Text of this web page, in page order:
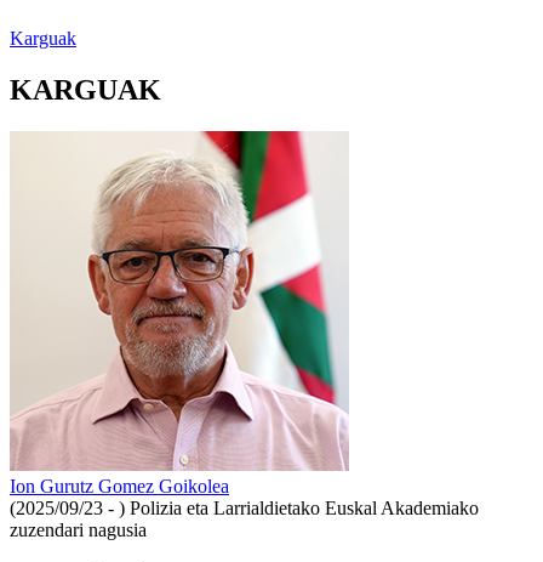
Karguak
KARGUAK
Ion Gurutz Gomez Goikolea
(2025/09/23 - ) Polizia eta Larrialdietako Euskal Akademiako
zuzendari nagusia